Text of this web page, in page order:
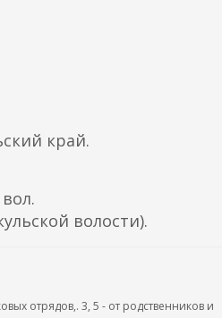
край.
волости).
отрядов,. 3, 5 - от родственников и